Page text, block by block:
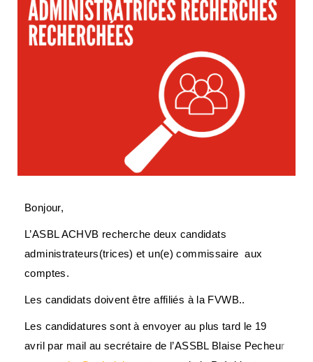
Bonjour,
L’ASBL ACHVB recherche deux candidats
administrateurs(trices) et un(e) commissaire aux
comptes.
Les candidats doivent être affiliés à la FVWB..
Les candidatures sont à envoyer au plus tard le 19
avril par mail au secrétaire de l’ASSBL Blaise Pecheur